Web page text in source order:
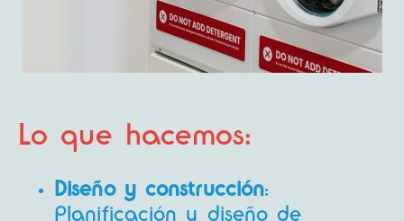
Lo que hacemos:
Diseño y construcción:
Planificación y diseño de